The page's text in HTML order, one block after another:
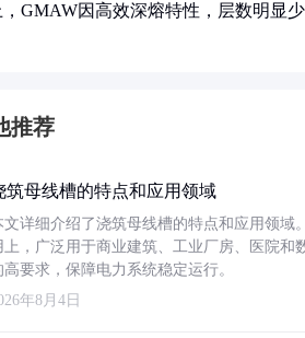
GMAW因高效深熔特性，层数明显
推荐
筑母线槽的特点和应用领域
文详细介绍了浇筑母线槽的特点和应用领域
上，广泛用于商业建筑、工业厂房、医院
高要求，保障电力系统稳定运行。
年8月4日